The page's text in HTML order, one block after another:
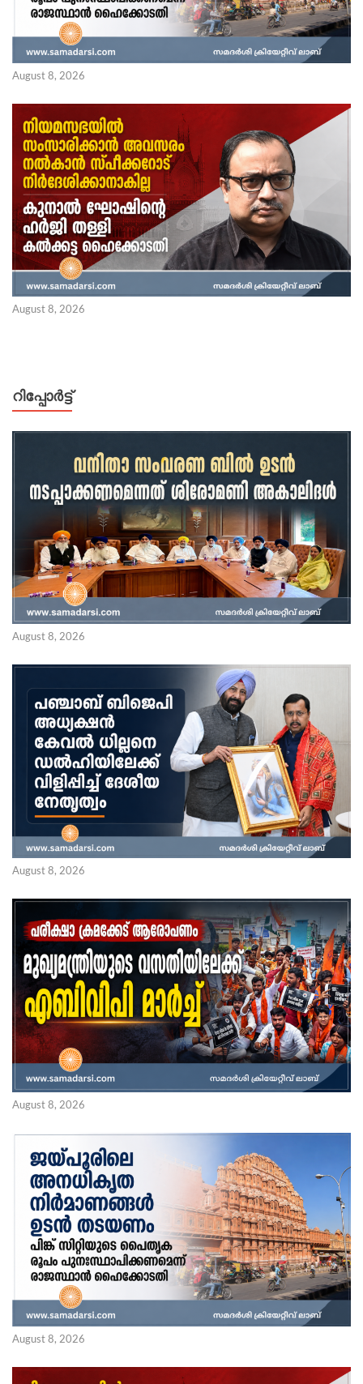
August 8, 2026
August 8, 2026
റിപ്പോര്‍ട്ട്
August 8, 2026
August 8, 2026
August 8, 2026
August 8, 2026